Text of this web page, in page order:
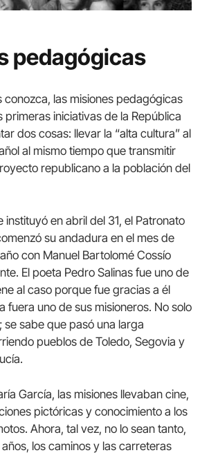
pedagógicas
conozca, las misiones pedagógicas
primeras iniciativas de la República
dos cosas: llevar la “alta cultura” al
al mismo tiempo que transmitir
republicano a la población del
instituyó en abril del 31, el Patronato
su andadura en el mes de
con Manuel Bartolomé Cossío
El poeta Pedro Salinas fue uno de
al caso porque fue gracias a él
fuera uno de sus misioneros. No solo
se sabe que pasó una larga
pueblos de Toledo, Segovia y
García, las misiones llevaban cine,
pictóricas y conocimiento a los
Ahora, tal vez, no lo sean tanto,
los caminos y las carreteras